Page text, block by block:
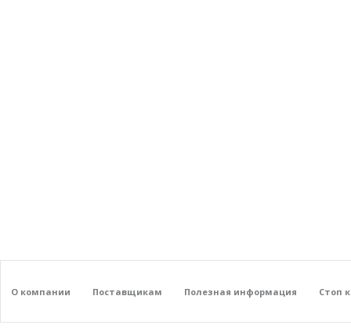
О компании Поставщикам Полезная информация Стоп